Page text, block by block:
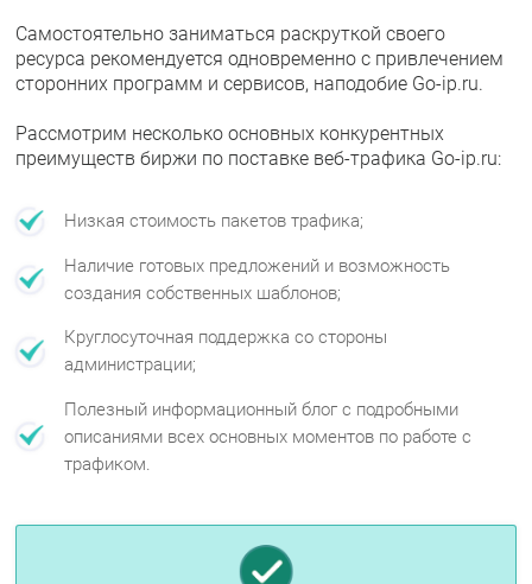
Самостоятельно заниматься раскруткой своего
ресурса рекомендуется одновременно с привлечением
сторонних программ и сервисов, наподобие Go-ip.ru.
Рассмотрим несколько основных конкурентных
преимуществ биржи по поставке веб-трафика Go-ip.ru:
Низкая стоимость пакетов трафика;
Наличие готовых предложений и возможность
создания собственных шаблонов;
Круглосуточная поддержка со стороны
администрации;
Полезный информационный блог с подробными
описаниями всех основных моментов по работе с
трафиком.